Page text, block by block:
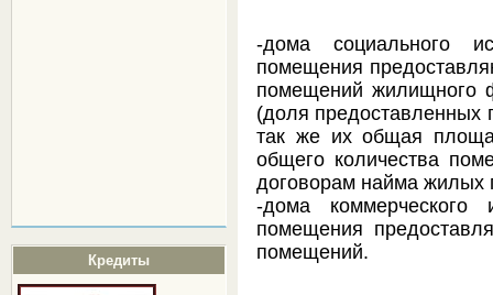
Кредиты
-дома социального
помещения
помещений жилищного
(доля предоставленных
так же их общая
общего количества
договорам найма жилых
-дома
помещения
помещений.